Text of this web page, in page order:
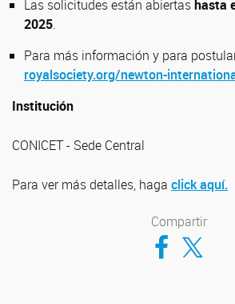
Las solicitudes están abiertas hasta
2025.
Para más información y para
royalsociety.org/newton-
Institución
CONICET - Sede Central
Para ver más detalles, haga click aquí.
Compartir
Compartir en
Compartir en